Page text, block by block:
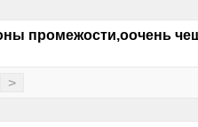
промежости,оочень
>